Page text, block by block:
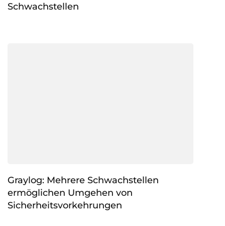
Schwachstellen
Graylog: Mehrere Schwachstellen
ermöglichen Umgehen von
Sicherheitsvorkehrungen